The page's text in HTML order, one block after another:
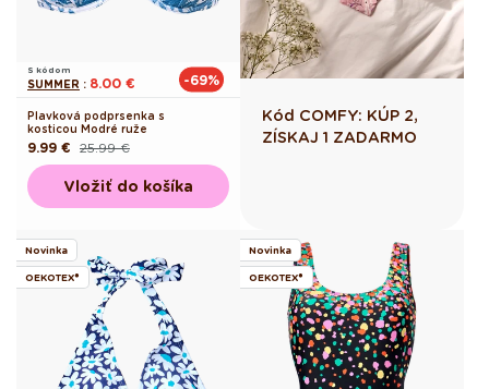
S kódom
SUMMER : 8.00 € -69%
Plavková podprsenka s
kosticou Modré ruže
Pôvodná
cena
25.99 €
Akciová
cena
9.99 €
Vložiť do košíka
Kód COMFY: KÚP 2,
ZÍSKAJ 1 ZADARMO
Novinka
OEKOTEX®
Novinka
OEKOTEX®